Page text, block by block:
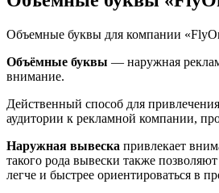
Объемные буквы для компании
Объёмные буквы — наружная
внимание.
Действенный способ для
аудитории к рекламной компании,
Наружная вывеска привлекает
такого рода вывески также
легче и быстрее ориентироваться в